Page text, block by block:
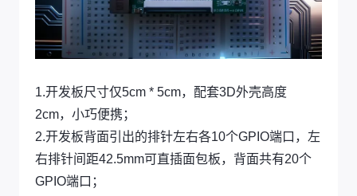
1.开发板尺寸仅5cm * 5cm，配套3D外壳高度
2cm，小巧便携；
2.开发板背面引出的排针左右各10个GPIO端口，左
右排针间距42.5mm可直插面包板，背面共有20个
GPIO端口；